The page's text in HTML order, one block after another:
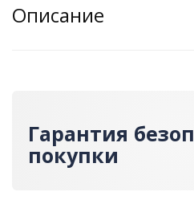
Описание
Гарантия
покупки